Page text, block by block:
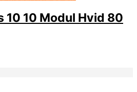
10 10 Modul Hvid 80